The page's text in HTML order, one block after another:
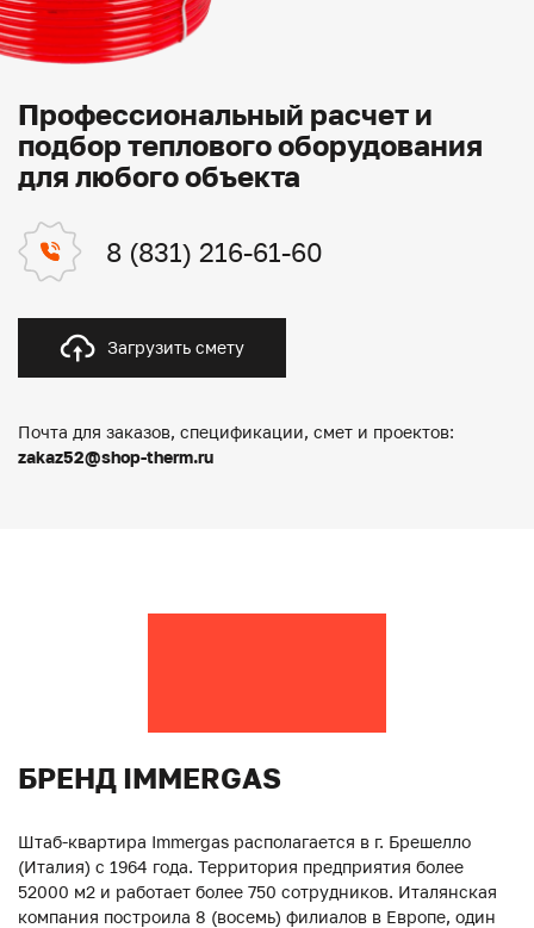
Профессиональный расчет и
подбор теплового оборудования
для любого объекта
8 (831) 216-61-60
Загрузить смету
Почта для заказов, спецификации, смет и проектов:
zakaz52@shop-therm.ru
БРЕНД IMMERGAS
Штаб-квартира Immergas располагается в г. Брешелло
(Италия) с 1964 года. Территория предприятия более
52000 м2 и работает более 750 сотрудников. Италянская
компания построила 8 (восемь) филиалов в Европе, один